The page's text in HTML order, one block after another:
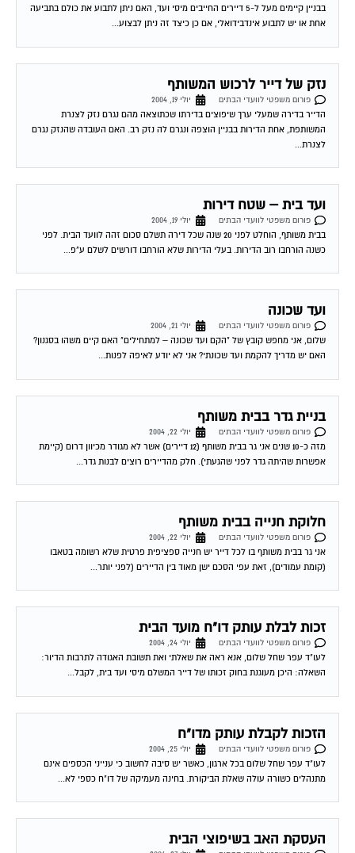
אחת או יש לתבוע אינדבידואלי, אם כן כיצד זה ניתן לבצוע...
נזק של דייר לרכוש המשותף
פורום משפטי לוועדי הבתים
יולי 19, 2004
הדייר בדירה שמעלי ערך שיפוצים בדירתו שכתוצאה מהם נגרם נזק לצנרת
המשותפת, אחת הדירות בבניין הוצפה ונגרם לה נזק רב. האם העובדה שהנזק נגרם
לצנרת...
ועד בית – שטח דירות
פורום משפטי לוועדי הבתים
בבית משותף, הוחלט לפני 20 שנה שכל דירה תשלם סכום זהה לוועד הבית. לפני
כשנה הורחבו רוב הדירות. בעלי הדירות שלא הורחבו דורשים לשלם ע"פ...
ועד שכונה
פורום משפטי לוועדי הבתים
שלום, אני מחפש קובץ של "הקם ועד שכונה – למתחילים" האם קיים משהו בסגנון?
האם יש מדריך להקמת ועד שכונתי? אני לא יודע לאיפה לפנות...
בניית גדר בבית משותף
פורום משפטי לוועדי הבתים
מזה כ-10 שנים אני גר בבית משותף (12 דיירים) אשר לא מגודר מכיוון דרום (קיימת
אפשרות שהיתה גדר לפני שהגעתי). חלק מהדיירים רוצים לבנות גדר...
חלוקת חנייה בבית משותף
פורום משפטי לוועדי הבתים
יולי 22, 2004
אני גר בבית משותף בו לכל דייר יש חנייה ספציפית פרטית שלא רשומה בטאבו
(קומת עמודים), זאת עפי הסכם ישן מאוד בין הדיירים (לפני יותר...
זכות לבלת עותק דו"ח מועד הבית
פורום משפטי לוועדי הבתים
יולי 24, 2004
לעו"ד עפר שחל שלום, אנא ראה את שאלתי ואת תשובת האגודה לתרבות הדיור:
השאלה: היכן מעוגנת בחוק זכותו של דייר המשלם מיסי ועד בית, לקבל...
הזכות לקבלת עותק מדו"ח
פורום משפטי לוועדי הבתים
יולי 25, 2004
לעו"ד עפר שחל שלום בכל ארגון, כאשר יש סיבה לחשוב כי ענייני הכספים אינם
מתנהלים כשורה עולה שאלת הביקורת. בחינה מעמיקה של דו"ח כספי לא...
העסקת האב בשיפוצי הבית
פורום משפטי לוועדי הבתים
יולי 27, 2004